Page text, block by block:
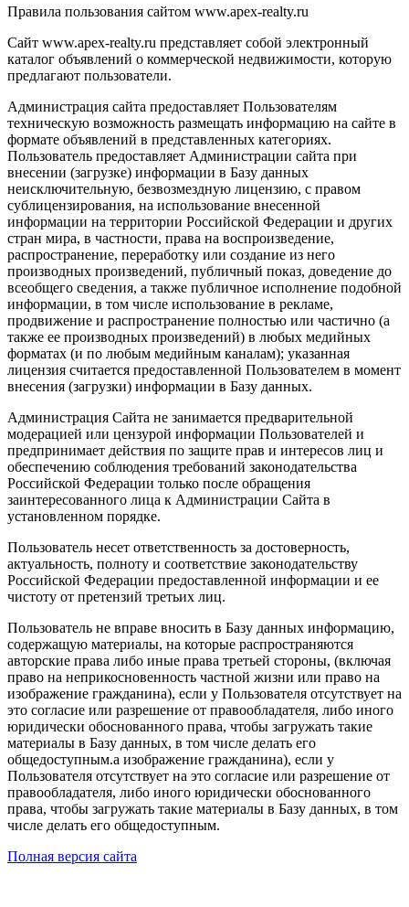
Правила пользования сайтом www.apex-realty.ru
Сайт www.apex-realty.ru представляет собой электронный
каталог объявлений о коммерческой недвижимости, которую
предлагают пользователи.
Администрация сайта предоставляет Пользователям
техническую возможность размещать информацию на сайте в
формате объявлений в представленных категориях.
Пользователь предоставляет Администрации сайта при
внесении (загрузке) информации в Базу данных
неисключительную, безвозмездную лицензию, с правом
сублицензирования, на использование внесенной
информации на территории Российской Федерации и других
стран мира, в частности, права на воспроизведение,
распространение, переработку или создание из него
производных произведений, публичный показ, доведение до
всеобщего сведения, а также публичное исполнение подобной
информации, в том числе использование в рекламе,
продвижение и распространение полностью или частично (а
также ее производных произведений) в любых медийных
форматах (и по любым медийным каналам); указанная
лицензия считается предоставленной Пользователем в момент
внесения (загрузки) информации в Базу данных.
Администрация Сайта не занимается предварительной
модерацией или цензурой информации Пользователей и
предпринимает действия по защите прав и интересов лиц и
обеспечению соблюдения требований законодательства
Российской Федерации только после обращения
заинтересованного лица к Администрации Сайта в
установленном порядке.
Пользователь несет ответственность за достоверность,
актуальность, полноту и соответствие законодательству
Российской Федерации предоставленной информации и ее
чистоту от претензий третьих лиц.
Пользователь не вправе вносить в Базу данных информацию,
содержащую материалы, на которые распространяются
авторские права либо иные права третьей стороны, (включая
право на неприкосновенность частной жизни или право на
изображение гражданина), если у Пользователя отсутствует на
это согласие или разрешение от правообладателя, либо иного
юридически обоснованного права, чтобы загружать такие
материалы в Базу данных, в том числе делать его
общедоступным.а изображение гражданина), если у
Пользователя отсутствует на это согласие или разрешение от
правообладателя, либо иного юридически обоснованного
права, чтобы загружать такие материалы в Базу данных, в том
числе делать его общедоступным.
Полная версия сайта